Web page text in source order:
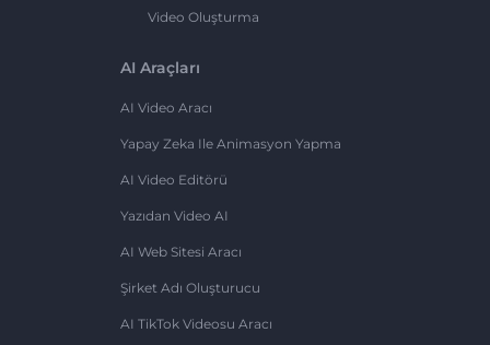
Video Oluşturma
AI Araçları
AI Video Aracı
Yapay Zeka Ile Animasyon Yapma
AI Video Editörü
Yazıdan Video AI
AI Web Sitesi Aracı
Şirket Adı Oluşturucu
AI TikTok Videosu Aracı